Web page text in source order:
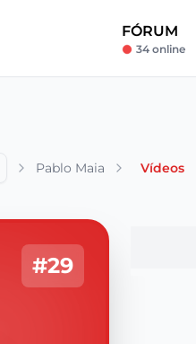
FÓRUM
34 online
Pablo Maia Vídeos
#29